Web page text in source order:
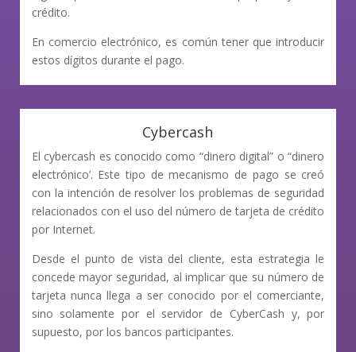
crédito.
En comercio electrónico, es común tener que introducir
estos dígitos durante el pago.
Cybercash
El cybercash es conocido como “dinero digital” o “dinero
electrónico’. Este tipo de mecanismo de pago se creó
con la intención de resolver los problemas de seguridad
relacionados con el uso del número de tarjeta de crédito
por Internet.
Desde el punto de vista del cliente, esta estrategia le
concede mayor seguridad, al implicar que su número de
tarjeta nunca llega a ser conocido por el comerciante,
sino solamente por el servidor de CyberCash y, por
supuesto, por los bancos participantes.